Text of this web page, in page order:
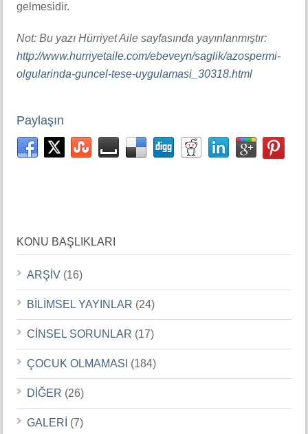
gelmesidir.
Not: Bu yazı Hürriyet Aile sayfasında yayınlanmıştır:
http://www.hurriyetaile.com/ebeveyn/saglik/azospermi-
olgularinda-guncel-tese-uygulamasi_30318.html
Paylaşın
KONU BAŞLIKLARI
ARŞİV (16)
BİLİMSEL YAYINLAR (24)
CİNSEL SORUNLAR (17)
ÇOCUK OLMAMASI (184)
DİĞER (26)
GALERİ (7)